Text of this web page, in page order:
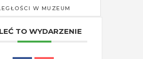
W MUZEUM
TO WYDARZENIE